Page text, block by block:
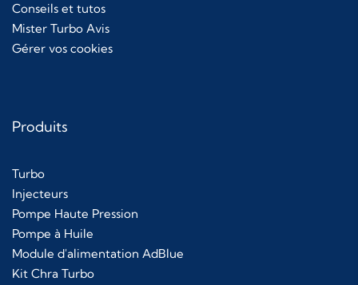
Conseils et tutos
Mister Turbo Avis
Gérer vos cookies
Produits
Turbo
Injecteurs
Pompe Haute Pression
Pompe à Huile
Module d'alimentation AdBlue
Kit Chra Turbo